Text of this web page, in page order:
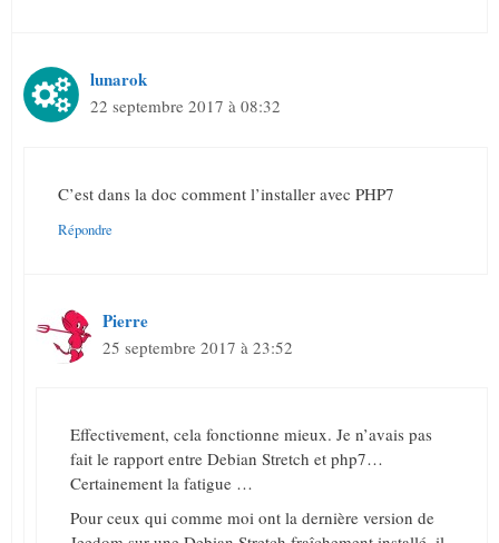
lunarok
22 septembre 2017 à 08:32
C’est dans la doc comment l’installer avec PHP7
Répondre
Pierre
25 septembre 2017 à 23:52
Effectivement, cela fonctionne mieux. Je n’avais pas
fait le rapport entre Debian Stretch et php7…
Certainement la fatigue …
Pour ceux qui comme moi ont la dernière version de